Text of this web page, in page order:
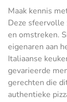
Maak kennis
Deze sfeervolle
en omstreken.
eigenaren aan
Italiaanse
gevarieerde
gerechten die
authentieke